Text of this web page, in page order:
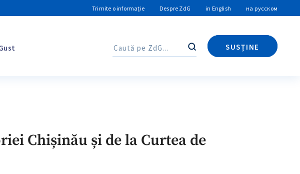
Trimite o informație Despre ZdG in English на русском
Caută
SUSȚINE
Caută
Chișinău și de la Curtea de